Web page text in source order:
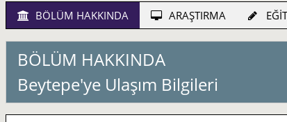
BÖLÜM HAKKINDA ARAŞTIRMA
BÖLÜM HAKKINDA
Beytepe'ye Ulaşım Bilgileri